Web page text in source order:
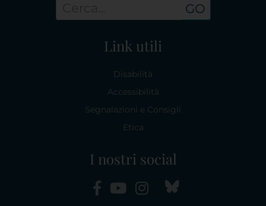
GO
Link utili
Disabilità
Accessibilità
Segnalazioni e Consigli
Etica
I nostri social